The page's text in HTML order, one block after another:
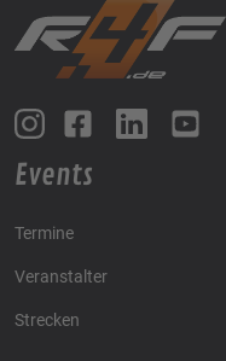
Events
Termine
Veranstalter
Strecken